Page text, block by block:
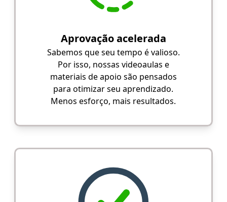
Aprovação acelerada
Sabemos que seu tempo é valioso.
Por isso, nossas videoaulas e
materiais de apoio são pensados
para otimizar seu aprendizado.
Menos esforço, mais resultados.